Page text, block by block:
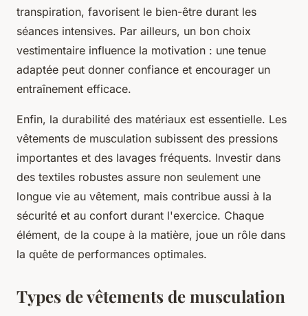
transpiration, favorisent le bien-être durant les
séances intensives. Par ailleurs, un bon choix
vestimentaire influence la motivation : une tenue
adaptée peut donner confiance et encourager un
entraînement efficace.
Enfin, la durabilité des matériaux est essentielle. Les
vêtements de musculation subissent des pressions
importantes et des lavages fréquents. Investir dans
des textiles robustes assure non seulement une
longue vie au vêtement, mais contribue aussi à la
sécurité et au confort durant l'exercice. Chaque
élément, de la coupe à la matière, joue un rôle dans
la quête de performances optimales.
Types de vêtements de musculation